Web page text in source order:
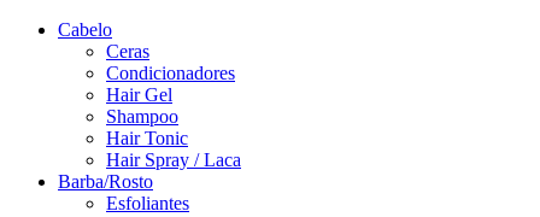
Cabelo
Ceras
Condicionadores
Hair Gel
Shampoo
Hair Tonic
Hair Spray / Laca
Barba/Rosto
Esfoliantes